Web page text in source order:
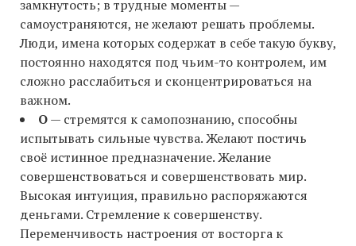
замкнутость; в трудные моменты —
самоустраняются, не желают решать проблемы.
Люди, имена которых содержат в себе такую букву,
постоянно находятся под чьим-то контролем, им
сложно расслабиться и сконцентрироваться на
важном.
О— стремятся к самопознанию, способны
испытывать сильные чувства. Желают постичь
своё истинное предназначение. Желание
совершенствоваться и совершенствовать мир.
Высокая интуиция, правильно распоряжаются
деньгами. Стремление к совершенству.
Переменчивость настроения от восторга к